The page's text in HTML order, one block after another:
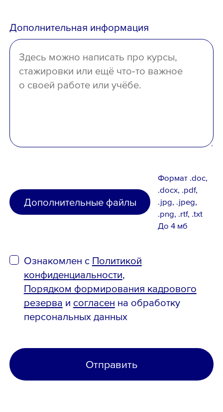
отсутствует
Дополнительная информация
Дополнительные файлы
Формат .doc,
.docx, .pdf,
.jpg, .jpeg,
.png, .rtf, .txt
До 4 мб
Ознакомлен с Политикой
конфиденциальности,
Порядком формирования кадрового
резерва и согласен на обработку
персональных данных
Отправить